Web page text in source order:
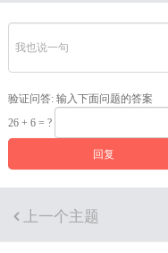
验证问答: 输入下面问题的答案
26 + 6 = ?
上一个主题